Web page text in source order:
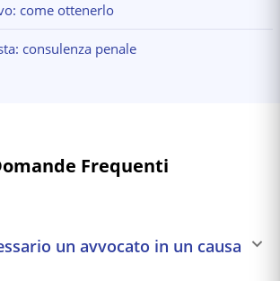
come ottenerlo
consulenza penale
Frequenti
un avvocato in un causa